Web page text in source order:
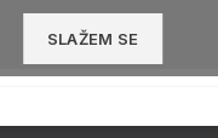
SLAŽEM SE